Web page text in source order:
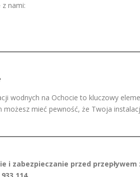
nami:
wodnych na Ochocie to kluczowy
możesz mieć pewność, że Twoja
i zabezpieczanie przed